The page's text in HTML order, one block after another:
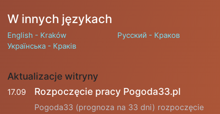
W innych językach
English - Kraków
Русский - Краков
Українська - Краків
Aktualizacje witryny
17.09 Rozpoczęcie pracy Pogoda33.pl
Pogoda33 (prognoza na 33 dni) rozpoczęcie